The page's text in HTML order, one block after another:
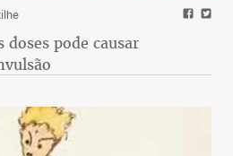
pode causar